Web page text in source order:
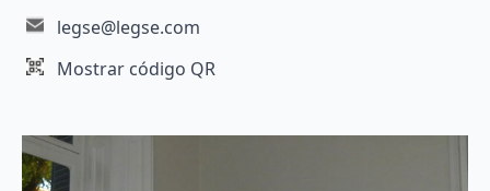
legse@legse.com
Mostrar código QR